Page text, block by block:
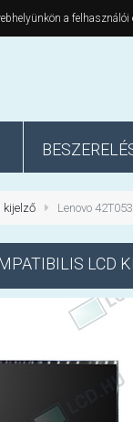
a felhasználói
kijelző Lenovo
LCD